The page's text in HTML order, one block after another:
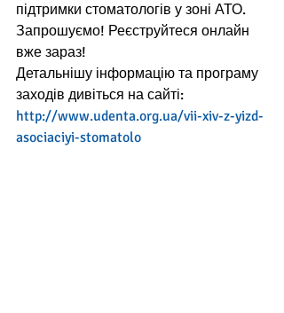
підтримки стоматологів у зоні АТО.
Запрошуємо! Реєструйтеся онлайн
вже зараз!
Детальнішу інформацію та програму
заходів дивіться на сайті:
http://www.udenta.org.ua/vii-xiv-z-yizd-
asociaciyi-stomatolo